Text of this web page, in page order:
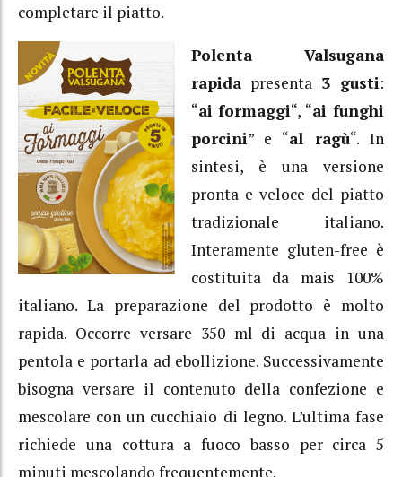
completare il piatto.
Polenta Valsugana
rapidapresenta 3 gusti:
“ai formaggi“, “ai funghi
porcini” e “al ragù“. In
sintesi, è una versione
pronta e veloce del piatto
tradizionale italiano.
Interamente gluten-free è
costituita da mais 100%
italiano. La preparazione del prodotto è molto
rapida. Occorre versare 350 ml di acqua in una
pentola e portarla ad ebollizione. Successivamente
bisogna versare il contenuto della confezione e
mescolare con un cucchiaio di legno. L’ultima fase
richiede una cottura a fuoco basso per circa 5
minuti mescolando frequentemente.